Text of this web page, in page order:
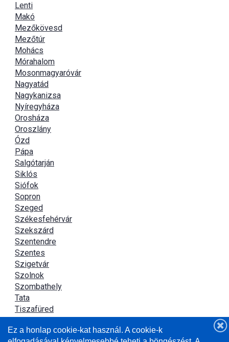
Lenti
Makó
Mezőkövesd
Mezőtúr
Mohács
Mórahalom
Mosonmagyaróvár
Nagyatád
Nagykanizsa
Nyíregyháza
Orosháza
Oroszlány
Ózd
Pápa
Salgótarján
Siklós
Siófok
Sopron
Szeged
Székesfehérvár
Szekszárd
Szentendre
Szentes
Szigetvár
Szolnok
Szombathely
Tata
Tiszafüred
Újszász
Ez a honlap cookie-kat használ. A cookie-k